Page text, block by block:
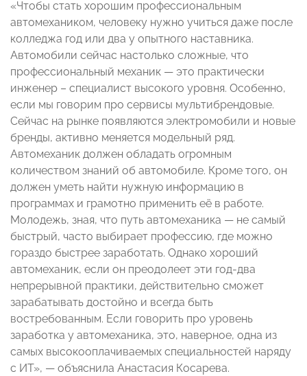
«Чтобы стать хорошим профессиональным
автомехаником, человеку нужно учиться даже после
колледжа год или два у опытного наставника.
Автомобили сейчас настолько сложные, что
профессиональный механик — это практически
инженер – специалист высокого уровня. Особенно,
если мы говорим про сервисы мультибрендовые.
Сейчас на рынке появляются электромобили и новые
бренды, активно меняется модельный ряд.
Автомеханик должен обладать огромным
количеством знаний об автомобиле. Кроме того, он
должен уметь найти нужную информацию в
программах и грамотно применить её в работе.
Молодежь, зная, что путь автомеханика — не самый
быстрый, часто выбирает профессию, где можно
гораздо быстрее заработать. Однако хороший
автомеханик, если он преодолеет эти год-два
непрерывной практики, действительно сможет
зарабатывать достойно и всегда быть
востребованным. Если говорить про уровень
заработка у автомеханика, это, наверное, одна из
самых высокооплачиваемых специальностей наряду
с ИТ», — объяснила Анастасия Косарева.